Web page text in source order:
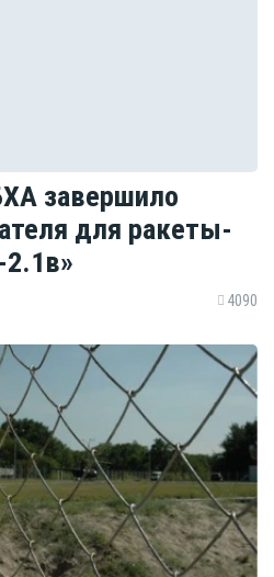
завершило
для ракеты-
4090